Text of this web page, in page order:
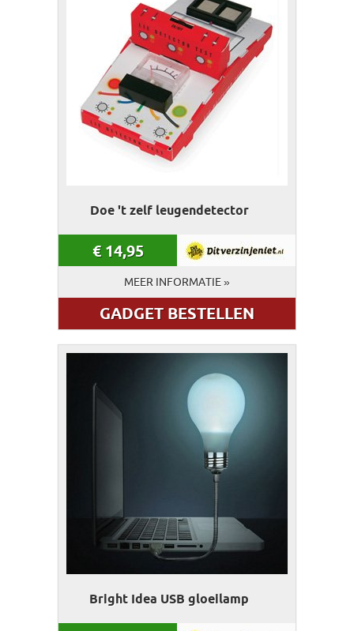
Doe 't zelf leugendetector
€ 14,95
MEER INFORMATIE »
GADGET BESTELLEN
Bright Idea USB gloeilamp